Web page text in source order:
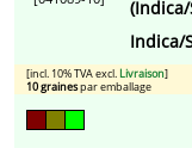
Indica/
[incl. 10% TVA excl. Livraison]
10 grainespar emballage